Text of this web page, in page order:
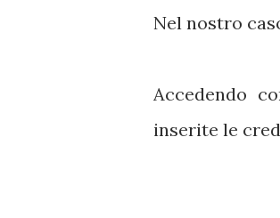
Nel nostro
Accedendo
inserite le